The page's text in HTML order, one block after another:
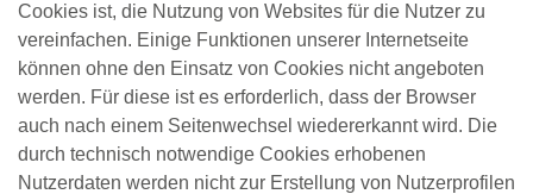
Cookies ist, die Nutzung von Websites für die Nutzer zu
vereinfachen. Einige Funktionen unserer Internetseite
können ohne den Einsatz von Cookies nicht angeboten
werden. Für diese ist es erforderlich, dass der Browser
auch nach einem Seitenwechsel wiedererkannt wird. Die
durch technisch notwendige Cookies erhobenen
Nutzerdaten werden nicht zur Erstellung von Nutzerprofilen